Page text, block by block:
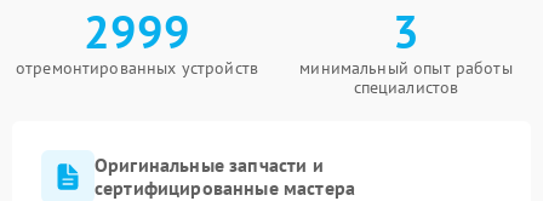
2999
отремонтированных устройств
3
минимальный опыт работы
специалистов
Оригинальные запчасти и
сертифицированные мастера